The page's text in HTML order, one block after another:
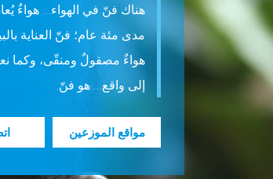
هناك فنّ في الهواء… هواءٌ
مدى مئة عام؛ فنّ العناية
هواءٌ مصقولٌ ومنقّى، وكما
إلى واقع… هو فنّ.
مواقع الموزعين